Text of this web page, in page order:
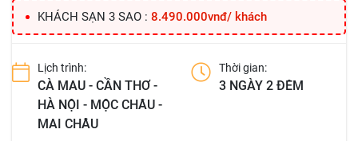
KHÁCH SẠN 3 SAO : 8.490.000vnđ/ khách
Lịch trình:
CÀ MAU - CẦN THƠ -
HÀ NỘI - MỘC CHÂU -
MAI CHÂU
Thời gian:
3 NGÀY 2 ĐÊM